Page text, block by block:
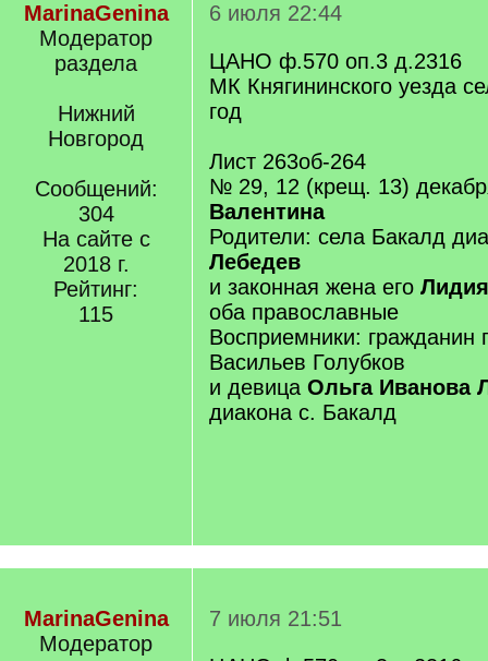
MarinaGenina
Модератор
раздела
Нижний
Новгород
Сообщений:
304
На сайте с
2018 г.
Рейтинг:
115
6 июля 22:44
ЦАНО ф.570 оп.3 д.2316
МК Княгининского уезда
год
Лист 263об-264
№ 29, 12 (крещ. 13)
Валентина
Родители: села Бакалд
Лебедев
и законная жена его
оба православные
Восприемники: гражданин
Васильев Голубков
и девица Ольга Иванова
диакона с. Бакалд
MarinaGenina
Модератор
7 июля 21:51